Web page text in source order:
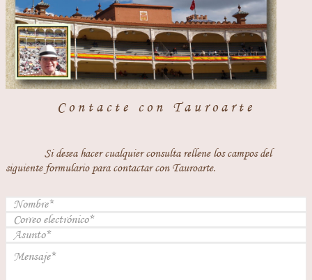
Contacte con Tauroarte
Si desea hacer cualquier consulta rellene los campos del
siguiente formulario para contactar con Tauroarte.